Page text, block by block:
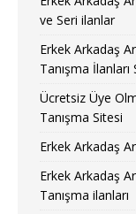
ve Seri ilanlar
Erkek Arkadaş
Tanışma İlanları
Ücretsiz Üye
Tanışma Sitesi
Erkek Arkadaş
Erkek Arkadaş
Tanışma ilanları